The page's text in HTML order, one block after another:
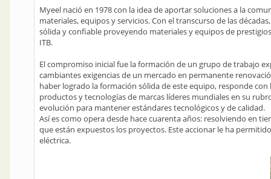
Myeel nació en 1978 con la idea de aportar soluciones a la
materiales, equipos y servicios. Con el transcurso de las
sólida y confiable proveyendo materiales y equipos de
ITB.
El compromiso inicial fue la formación de un grupo de trabajo
cambiantes exigencias de un mercado en permanente
haber logrado la formación sólida de este equipo, responde
productos y tecnologías de marcas líderes mundiales en su
evolución para mantener estándares tecnológicos y de calidad.
Así es como opera desde hace cuarenta años: resolviendo en
que están expuestos los proyectos. Este accionar le ha
eléctrica.